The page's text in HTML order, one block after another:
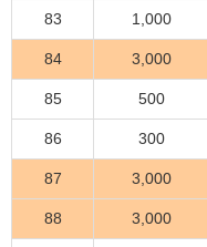
83 1,000
84 3,000
85 500
86 300
87 3,000
88 3,000